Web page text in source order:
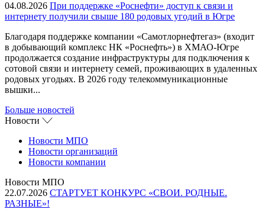
04.08.2026 При поддержке «Роснефти» доступ к связи и
интернету получили свыше 180 родовых угодий в Югре
Благодаря поддержке компании «Самотлорнефтегаз» (входит
в добывающий комплекс НК «Роснефть») в ХМАО-Югре
продолжается создание инфраструктуры для подключения к
сотовой связи и интернету семей, проживающих в удаленных
родовых угодьях. В 2026 году телекоммуникационные
вышки...
Больше новостей
Новости
Новости МПО
Новости организаций
Новости компании
Новости МПО
22.07.2026 СТАРТУЕТ КОНКУРС «СВОИ. РОДНЫЕ.
РАЗНЫЕ»!